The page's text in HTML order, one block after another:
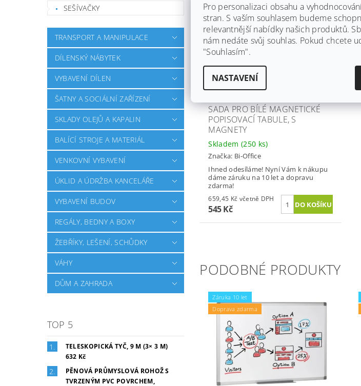
SEŠÍVAČKY
TRANSPORT A MANIPULACE
DÍLENSKÝ NÁBYTEK
VYBAVENÍ DÍLEN
ŠATNY A SOCIÁLNÍ ZAŘÍZENÍ
SKLADY OLEJŮ A KAPALIN
BALÍCÍ STROJE A MATERIÁL
VENKOVNÍ VYBAVENÍ
ÚKLID A ÚDRŽBA KANCELÁŘE
VYBAVENÍ BUDOV
REGÁLY, BEDNY A BOXY
ŽEBŘÍKY, LEŠENÍ, SCHŮDKY
VÁHY
DŮM A ZAHRADA
TOP 5
TELESKOPICKÁ TYČ, 9 M (3× 3 M)
632 Kč
PĚNOVÁ PRŮMYSLOVÁ ROHOŽ S
TVRZENÝM PVC POVRCHEM,
Záruka 10 let
Doprava zdarma
SADA PRO BÍLÉ MAGNETICKÉ
POPISOVACÍ TABULE, S
MAGNETY
Skladem (250 ks)
Značka: Bi-Office
Ihned odesíláme! Nyní Vám k nákupu
dáme záruku na 10 let a dopravu
zdarma!
659,45 Kč včetně DPH
545 Kč
PODOBNÉ PRODUKTY
Záruka 10 let
Doprava zdarma
Pro personalizaci obsahu a
stran. S vaším souhlasem budeme
relevantnější nabídky našich produktů.
nám nedáte svůj souhlas. Pokud chcete
"Souhlasím".
NASTAVENÍ